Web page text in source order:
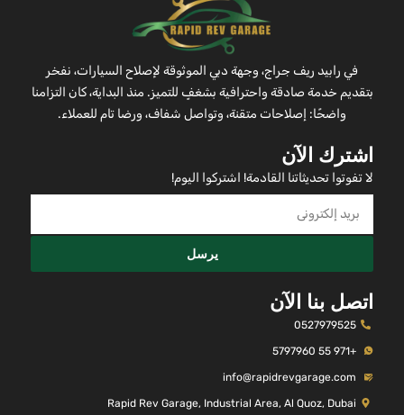
في رابيد ريف جراج، وجهة دبي الموثوقة لإصلاح السيارات، نفخر
بتقديم خدمة صادقة واحترافية بشغفٍ للتميز. منذ البداية، كان التزامنا
واضحًا: إصلاحات متقنة، وتواصل شفاف، ورضا تام للعملاء.
اشترك الآن
لا تفوتوا تحديثاتنا القادمة! اشتركوا اليوم!
يرسل
اتصل بنا الآن
0527979525
+971 55 5797960
info@rapidrevgarage.com
Rapid Rev Garage, Industrial Area, Al Quoz, Dubai